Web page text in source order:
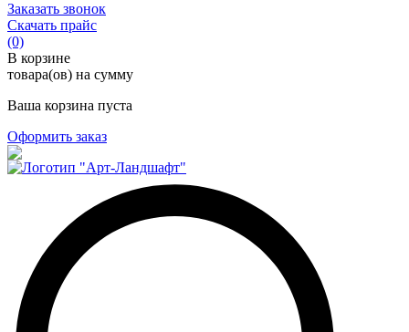
Заказать звонок
Скачать прайс
(0)
В корзине
товара(ов) на сумму
Ваша корзина пуста
Оформить заказ